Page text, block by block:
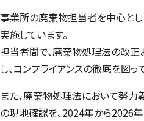
事業所の廃棄物担当者を中心と
実施しています。
担当者間で、廃棄物処理法の改
し、コンプライアンスの徹底を図っ
また、廃棄物処理法において努
の現地確認を、2024年から2026